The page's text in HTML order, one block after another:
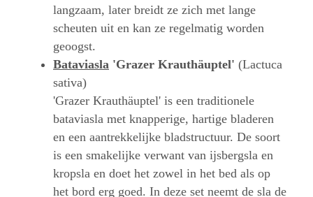
langzaam, later breidt ze zich met lange
scheuten uit en kan ze regelmatig worden
geoogst.
Bataviasla 'Grazer Krauthäuptel' (Lactuca
sativa)
'Grazer Krauthäuptel' is een traditionele
bataviasla met knapperige, hartige bladeren
en een aantrekkelijke bladstructuur. De soort
is een smakelijke verwant van ijsbergsla en
kropsla en doet het zowel in het bed als op
het bord erg goed. In deze set neemt de sla de